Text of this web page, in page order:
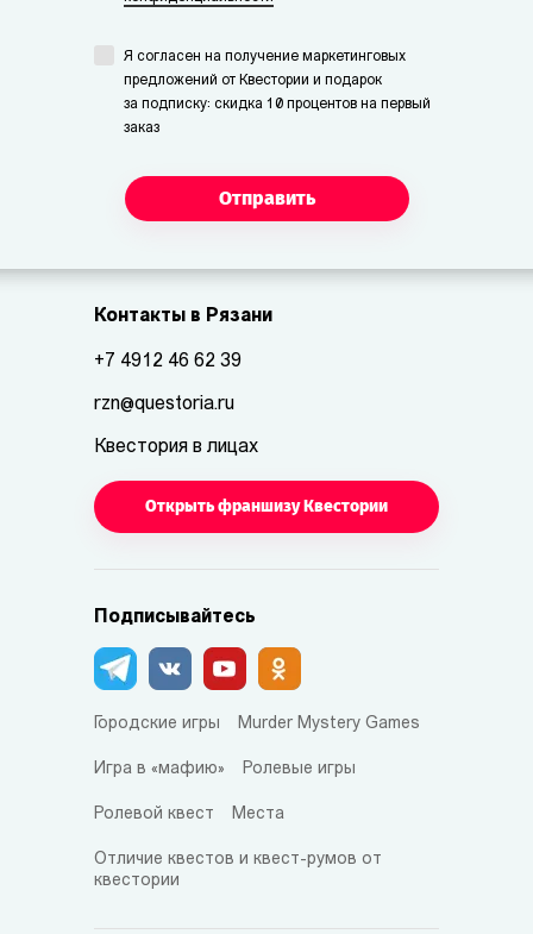
Я согласен на получение маркетинговых
предложений от Квестории и подарок
за подписку: скидка 10 процентов на первый
заказ
Отправить
Контакты в Рязани
+7 4912 46 62 39
rzn@questoria.ru
Квестория в лицах
Открыть франшизу Квестории
Подписывайтесь
Городские игры Murder Mystery Games
Игра в «мафию» Ролевые игры
Ролевой квест Места
Отличие квестов и квест-румов от
квестории